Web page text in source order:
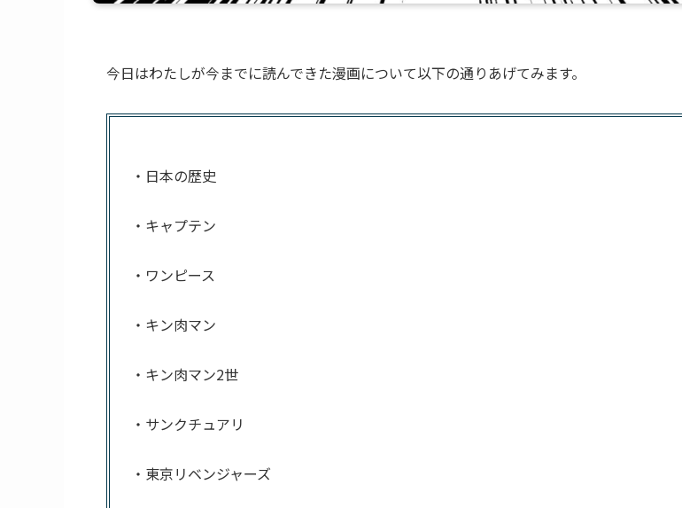
今日はわたしが今までに読んできた漫画について以下の通りあげてみます。
・日本の歴史
・キャプテン
・ワンピース
・キン肉マン
・キン肉マン2世
・サンクチュアリ
・東京リベンジャーズ